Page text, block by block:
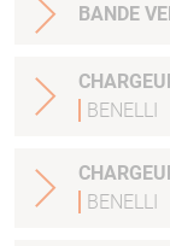
BENELLI
BENELLI